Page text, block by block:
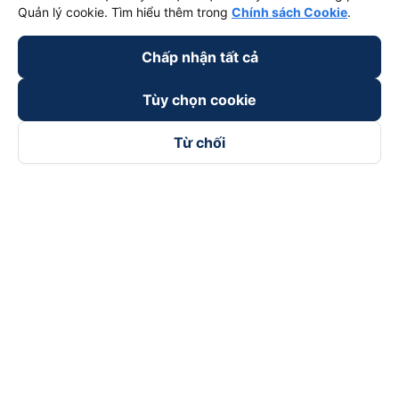
Quản lý cookie. Tìm hiểu thêm trong Chính sách Cookie.
Chấp nhận tất cả
Tùy chọn cookie
Từ chối